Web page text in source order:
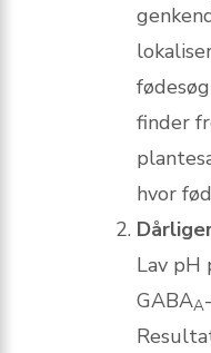
finder
hvor
Lav pH
GABAA